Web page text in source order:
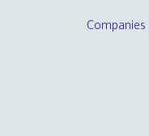
Companies